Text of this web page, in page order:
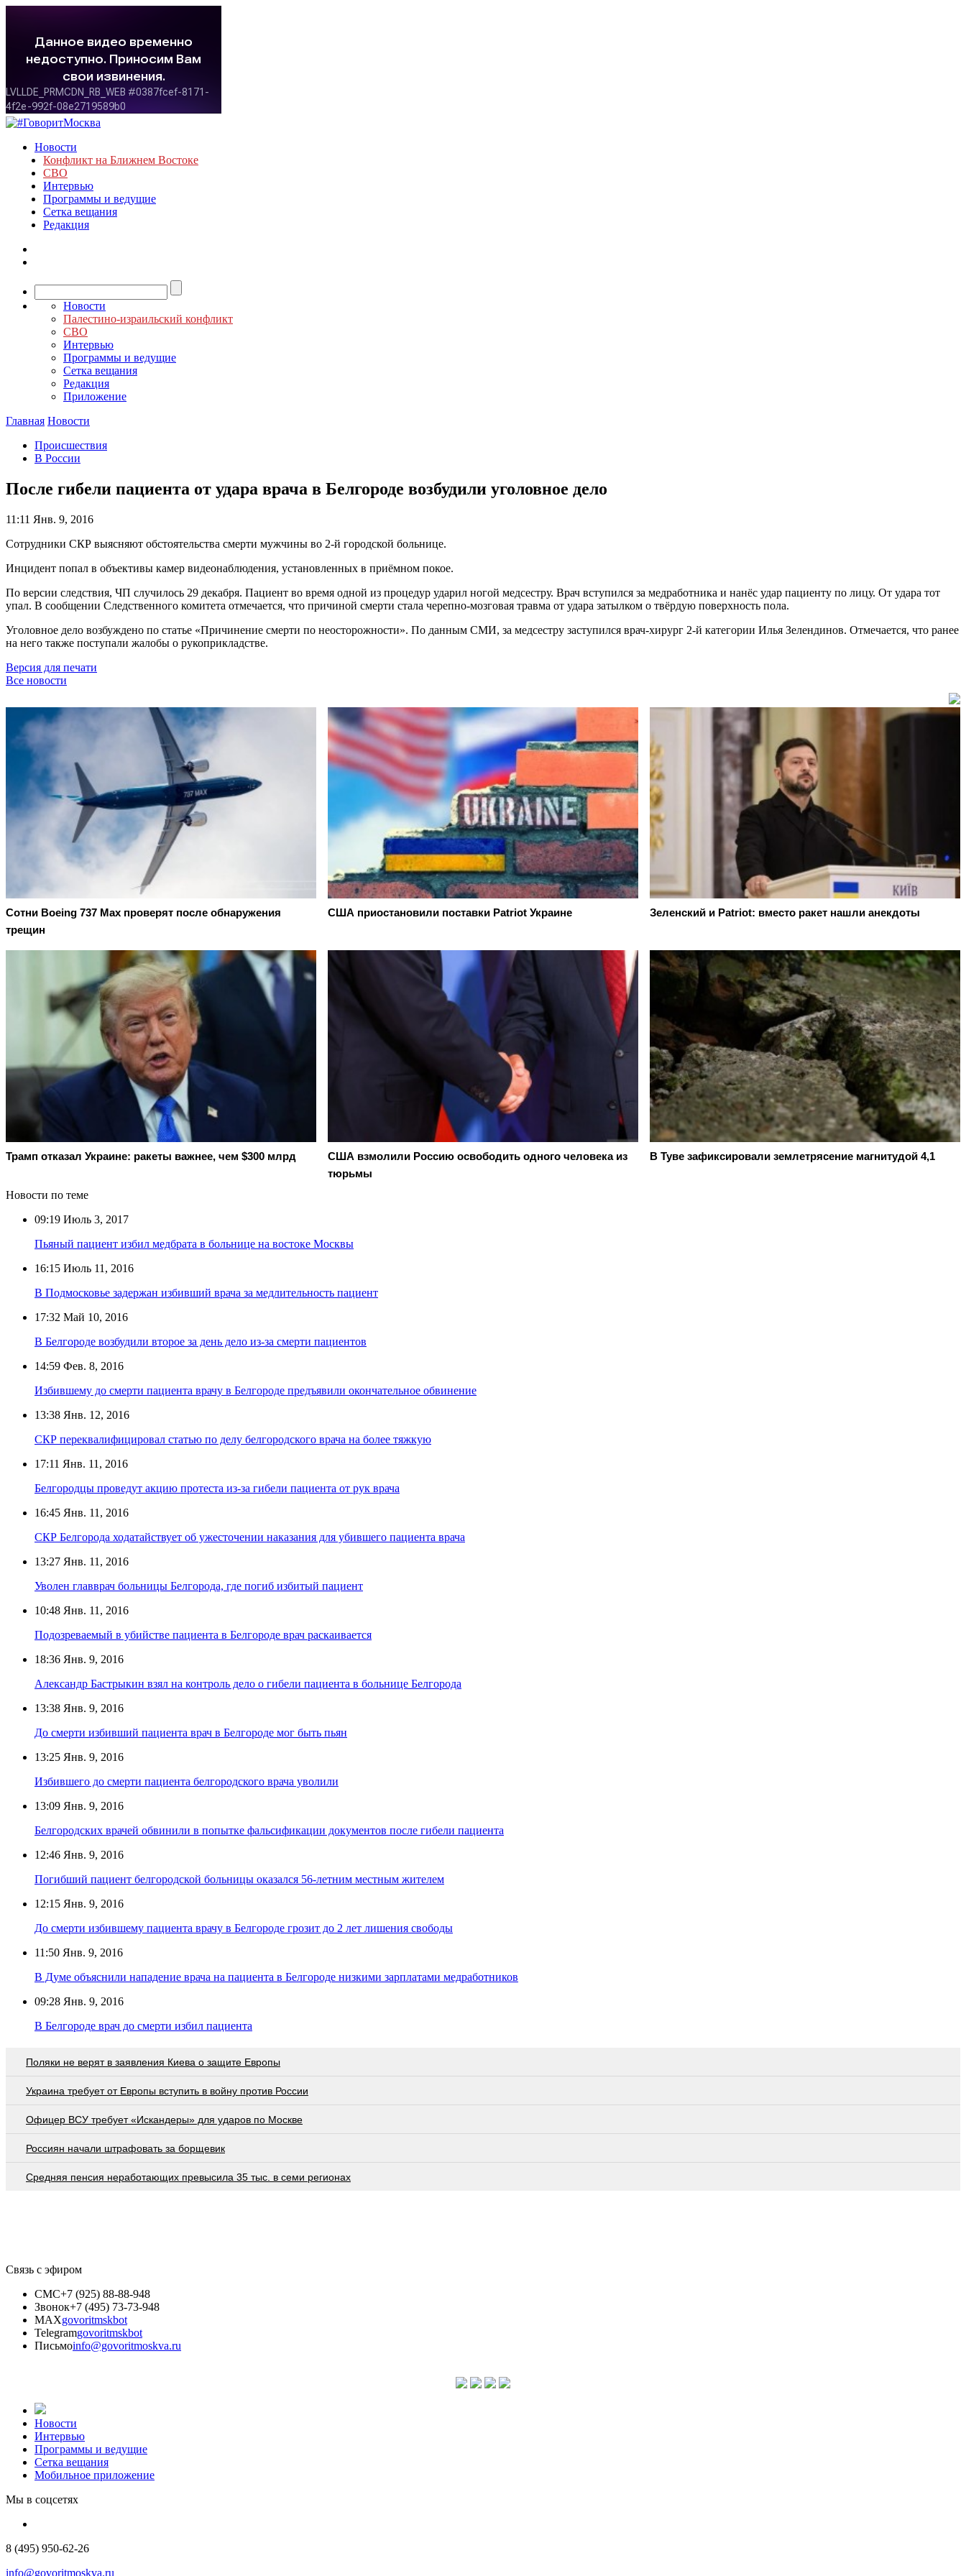
Новости
Конфликт на Ближнем Востоке
СВО
Интервью
Программы и ведущие
Сетка вещания
Редакция
Новости
Палестино-израильский конфликт
СВО
Интервью
Программы и ведущие
Сетка вещания
Редакция
Приложение
Главная Новости
Происшествия
В России
После гибели пациента от удара врача в Белгороде возбудили уголовное дело
11:11 Янв. 9, 2016
Сотрудники СКР выясняют обстоятельства смерти мужчины во 2-й городской больнице.
Инцидент попал в объективы камер видеонаблюдения, установленных в приёмном покое.
По версии следствия, ЧП случилось 29 декабря. Пациент во время одной из процедур ударил ногой медсестру. Врач вступился за медработника и нанёс удар пациенту по лицу. От удара тот
упал. В сообщении Следственного комитета отмечается, что причиной смерти стала черепно-мозговая травма от удара затылком о твёрдую поверхность пола.
Уголовное дело возбуждено по статье «Причинение смерти по неосторожности». По данным СМИ, за медсестру заступился врач-хирург 2-й категории Илья Зелендинов. Отмечается, что ранее
на него также поступали жалобы о рукоприкладстве.
Версия для печати
Все новости
Сотни Boeing 737 Max проверят после обнаружения
трещин
США приостановили поставки Patriot Украине Зеленский и Patriot: вместо ракет нашли анекдоты
Трамп отказал Украине: ракеты важнее, чем $300 млрд
США взмолили Россию освободить одного человека из
тюрьмы
В Туве зафиксировали землетрясение магнитудой 4,1
Новости по теме
09:19 Июль 3, 2017
Пьяный пациент избил медбрата в больнице на востоке Москвы
16:15 Июль 11, 2016
В Подмосковье задержан избивший врача за медлительность пациент
17:32 Май 10, 2016
В Белгороде возбудили второе за день дело из-за смерти пациентов
14:59 Фев. 8, 2016
Избившему до смерти пациента врачу в Белгороде предъявили окончательное обвинение
13:38 Янв. 12, 2016
СКР переквалифицировал статью по делу белгородского врача на более тяжкую
17:11 Янв. 11, 2016
Белгородцы проведут акцию протеста из-за гибели пациента от рук врача
16:45 Янв. 11, 2016
СКР Белгорода ходатайствует об ужесточении наказания для убившего пациента врача
13:27 Янв. 11, 2016
Уволен главврач больницы Белгорода, где погиб избитый пациент
10:48 Янв. 11, 2016
Подозреваемый в убийстве пациента в Белгороде врач раскаивается
18:36 Янв. 9, 2016
Александр Бастрыкин взял на контроль дело о гибели пациента в больнице Белгорода
13:38 Янв. 9, 2016
До смерти избивший пациента врач в Белгороде мог быть пьян
13:25 Янв. 9, 2016
Избившего до смерти пациента белгородского врача уволили
13:09 Янв. 9, 2016
Белгородских врачей обвинили в попытке фальсификации документов после гибели пациента
12:46 Янв. 9, 2016
Погибший пациент белгородской больницы оказался 56-летним местным жителем
12:15 Янв. 9, 2016
До смерти избившему пациента врачу в Белгороде грозит до 2 лет лишения свободы
11:50 Янв. 9, 2016
В Думе объяснили нападение врача на пациента в Белгороде низкими зарплатами медработников
09:28 Янв. 9, 2016
В Белгороде врач до смерти избил пациента
Поляки не верят в заявления Киева о защите Европы
Украина требует от Европы вступить в войну против России
Офицер ВСУ требует «Искандеры» для ударов по Москве
Россиян начали штрафовать за борщевик
Средняя пенсия неработающих превысила 35 тыс. в семи регионах
Связь с эфиром
СМС+7 (925) 88-88-948
Звонок+7 (495) 73-73-948
MAXgovoritmskbot
Telegramgovoritmskbot
Письмоinfo@govoritmoskva.ru
Новости
Интервью
Программы и ведущие
Сетка вещания
Мобильное приложение
Мы в соцсетях
8 (495) 950-62-26
info@govoritmoskva.ru